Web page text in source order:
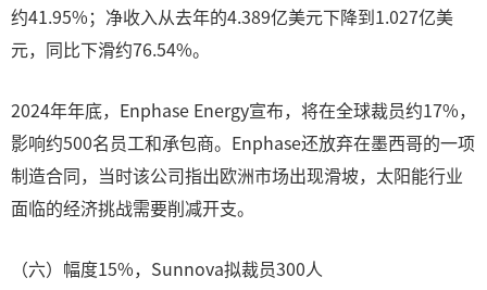
约41.95%；净收入从去年的4.389亿美元下降到1.027亿美
元，同比下滑约76.54%。
2024年年底，Enphase Energy宣布，将在全球裁员约17%，
影响约500名员工和承包商。Enphase还放弃在墨西哥的一项
制造合同，当时该公司指出欧洲市场出现滑坡，太阳能行业
面临的经济挑战需要削减开支。
（六）幅度15%，Sunnova拟裁员300人